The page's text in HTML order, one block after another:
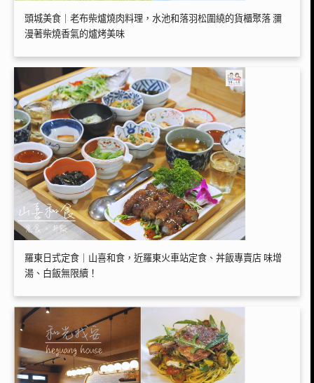
頭城美食｜老布柴爐燒肉料理，水池和落羽松圍繞的貨櫃聚落 瀰
漫著柴燒香氣的爐烤美味
羅東日式定食｜山喜和食，近羅東火車站定食、丼飯專賣店 味增
湯、白飯無限續！